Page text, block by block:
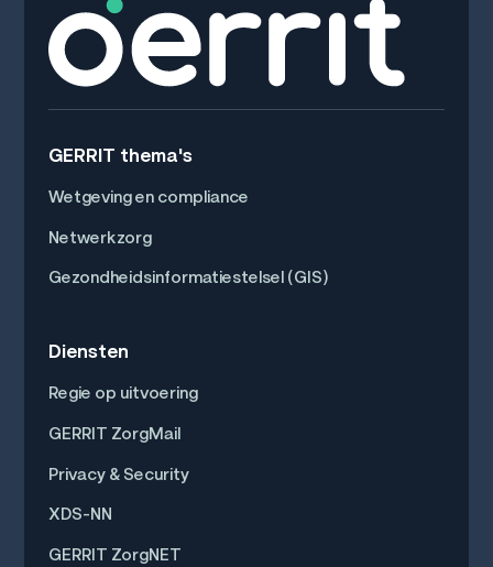
GERRIT thema's
Wetgeving en compliance
Netwerkzorg
Gezondheidsinformatiestelsel (GIS)
Diensten
Regie op uitvoering
GERRIT ZorgMail
Privacy & Security
XDS-NN
GERRIT ZorgNET